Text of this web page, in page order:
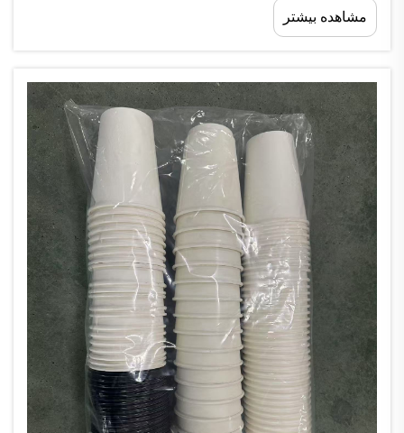
ترموفرمینگ با اتوماسیون فرآیندهای شکل‌دهی پلاستیکی
تکراری و پرهزینه، هزینه‌های نیروی کار را کاهش
مشاهده بیشتر